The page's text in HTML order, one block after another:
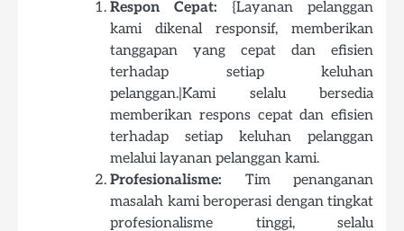
Respon Cepat: {Layanan pelanggan
kami dikenal responsif, memberikan
tanggapan yang cepat dan efisien
terhadap setiap keluhan
pelanggan.|Kami selalu bersedia
memberikan respons cepat dan efisien
terhadap setiap keluhan pelanggan
melalui layanan pelanggan kami.
Profesionalisme: Tim penanganan
masalah kami beroperasi dengan tingkat
profesionalisme tinggi, selalu